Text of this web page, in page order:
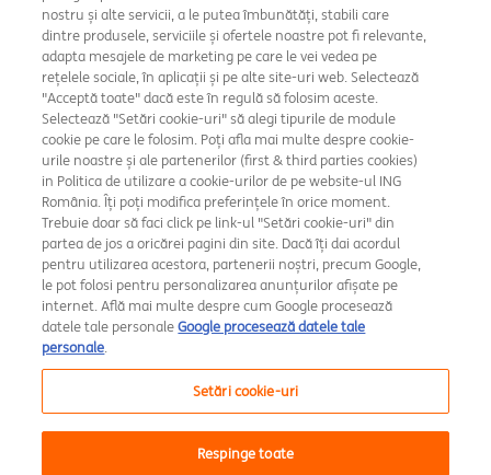
Setări cookie
Rate și dobânzi
Securitate
Amsterdam Broker de Asigurare
Raportări avertizori în interes public
A.N.P.C.
nostru și alte servicii, a le putea îmbunătăți, stabili care
dintre produsele, serviciile și ofertele noastre pot fi relevante,
adapta mesajele de marketing pe care le vei vedea pe
rețelele sociale, în aplicații și pe alte site-uri web. Selectează
"Acceptă toate" dacă este în regulă să folosim aceste.
Selectează "Setări cookie-uri" să alegi tipurile de module
cookie pe care le folosim. Poți afla mai multe despre cookie-
urile noastre și ale partenerilor (first & third parties cookies)
in Politica de utilizare a cookie-urilor de pe website-ul ING
România. Îți poți modifica preferințele în orice moment.
Trebuie doar să faci click pe link-ul "Setări cookie-uri" din
partea de jos a oricărei pagini din site. Dacă îți dai acordul
pentru utilizarea acestora, partenerii noștri, precum Google,
le pot folosi pentru personalizarea anunțurilor afișate pe
internet. Află mai multe despre cum Google procesează
datele tale personaleGoogle procesează datele tale
personale.
Setări cookie-uri
Respinge toate